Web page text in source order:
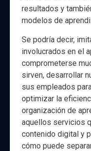
resultados y
modelos de
Se podría decir,
involucrados en el
comprometerse
sirven, desarrollar
sus empleados
optimizar la
organización de
aquellos servicios
contenido digital y
cómo puede